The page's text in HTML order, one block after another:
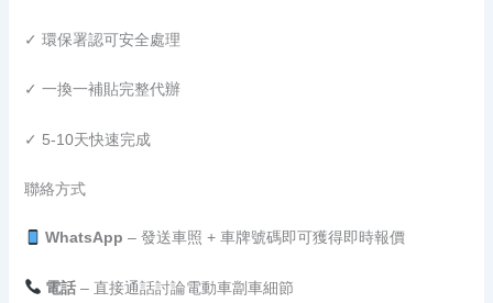
✓ 環保署認可安全處理
✓ 一換一補貼完整代辦
✓ 5-10天快速完成
聯絡方式
WhatsApp – 發送車照 + 車牌號碼即可獲得即時報價
電話 – 直接通話討論電動車劏車細節